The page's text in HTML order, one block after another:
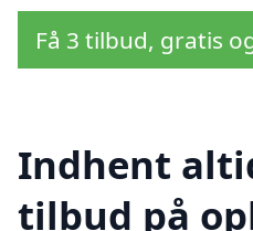
Få 3 tilbud, gratis
Indhent
tilbud på